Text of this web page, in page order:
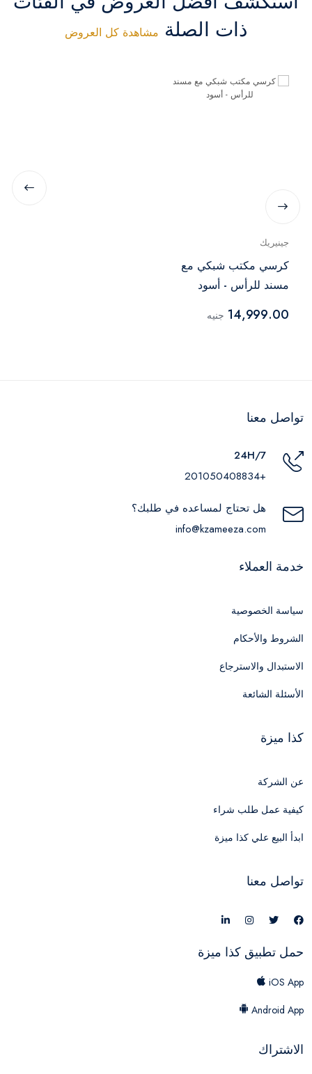
ذات الصلة مشاهدة كل العروض
جينيريك
كرسي مكتب شبكي مع
مسند للرأس - أسود
14,999.00 جنيه
تواصل معنا
24H/7
+201050408834
هل تحتاج لمساعده في طلبك؟
info@kzameeza.com
خدمة العملاء
سياسة الخصوصية
الشروط والأحكام
الاستبدال والاسترجاع
الأسئلة الشائعة
كذا ميزة
عن الشركة
كيفية عمل طلب شراء
ابدأ البيع علي كذا ميزة
تواصل معنا
حمل تطبيق كذا ميزة
iOS App
Android App
الاشتراك